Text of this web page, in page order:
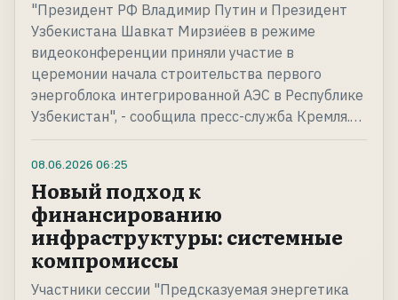
"Президент РФ Владимир Путин и Президент
Узбекистана Шавкат Мирзиёев в режиме
видеоконференции приняли участие в
церемонии начала строительства первого
энергоблока интегрированной АЭС в Республике
Узбекистан", - сообщила пресс-служба Кремля.…
08.06.2026 06:25
Новый подход к
финансированию
инфраструктуры: системные
компромиссы
Участники сессии "Предсказуемая энергетика